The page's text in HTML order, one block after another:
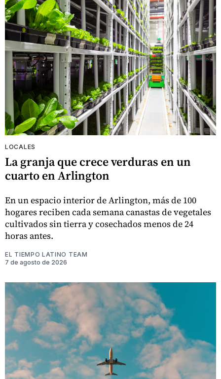
LOCALES
La granja que crece verduras en un
cuarto en Arlington
En un espacio interior de Arlington, más de 100
hogares reciben cada semana canastas de vegetales
cultivados sin tierra y cosechados menos de 24
horas antes.
EL TIEMPO LATINO TEAM
7 de agosto de 2026